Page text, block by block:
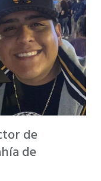
de
de